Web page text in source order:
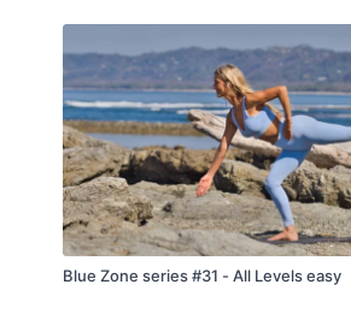
Blue Zone series #31 - All Levels easy